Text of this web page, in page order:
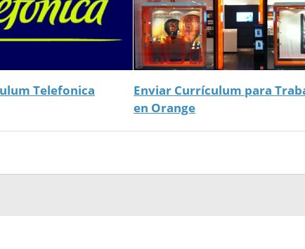
Telefonica
Enviar Currículum para
en Orange